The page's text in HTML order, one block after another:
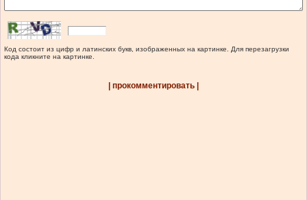
Код состоит из цифр и латинских букв, изображенных на картинке. Для перезагрузки
кода кликните на картинке.
| прокомментировать |